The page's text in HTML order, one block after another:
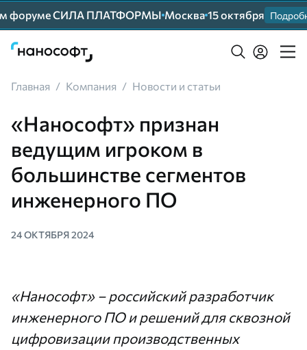
форуме СИЛА ПЛАТФОРМЫ Москва 15 октября Подробнее
Главная / Компания / Новости и статьи
«Нанософт» признан
ведущим игроком в
большинстве сегментов
инженерного ПО
24 ОКТЯБРЯ 2024
«Нанософт» – российский разработчик
инженерного ПО и решений для сквозной
цифровизации производственных